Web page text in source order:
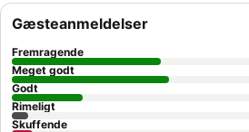
Gæsteanmeldelser
Fremragende
Meget godt
Godt
Rimeligt
Skuffende